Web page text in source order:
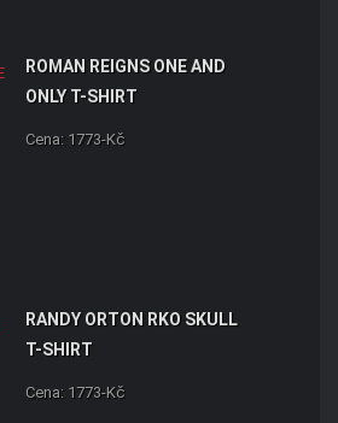
ROMAN REIGNS ONE AND
ONLY T-SHIRT
Cena: 1773-Kč
RANDY ORTON RKO SKULL
T-SHIRT
Cena: 1773-Kč